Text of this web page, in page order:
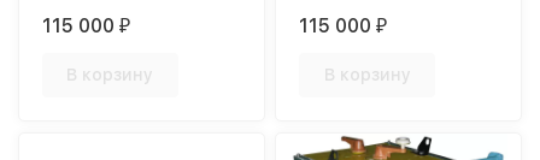
115 000₽
В корзину
115 000₽
В корзину